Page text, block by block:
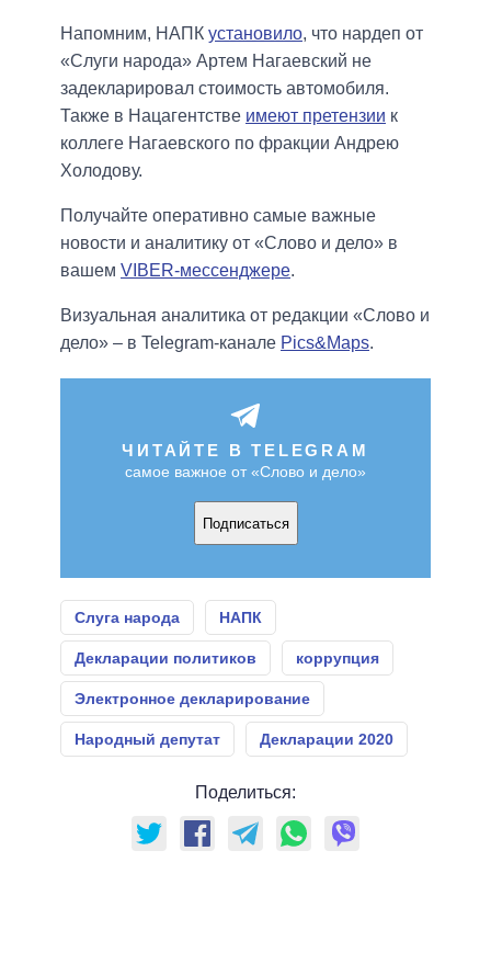
Напомним, НАПК установило, что нардеп от
«Слуги народа» Артем Нагаевский не
задекларировал стоимость автомобиля.
Также в Нацагентстве имеют претензии к
коллеге Нагаевского по фракции Андрею
Холодову.
Получайте оперативно самые важные
новости и аналитику от «Слово и дело» в
вашем VIBER-мессенджере.
Визуальная аналитика от редакции «Слово и
дело» – в Telegram-канале Pics&Maps.
ЧИТАЙТЕ В TELEGRAM
самое важное от «Слово и дело»
Подписаться
Слуга народа НАПК
Декларации политиков коррупция
Электронное декларирование
Народный депутат Декларации 2020
Поделиться: